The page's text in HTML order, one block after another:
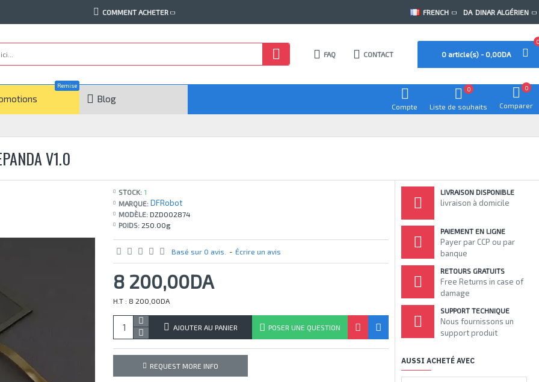
COMMENT ACHETER FRENCH DA DINAR ALGÉRIEN
FAQ CONTACT 0 article(s) - 0,00DA
Remise
Blog
Compte Liste de souhaits
0
Comparer
0
V1.0
STOCK: 1
MARQUE: DFRobot
MODÈLE: DZD002874
POIDS: 250.00g
Basé sur 0 avis. - Écrire un avis
8 200,00DA
H.T : 8 200,00DA
AJOUTER AU PANIER POSER UNE QUESTION
REQUEST MORE INFO
LIVRAISON DISPONIBLE
livraison à domicile
PAIEMENT EN LIGNE
Payer par CCP ou par
banque
RETOURS GRATUITS
Free Returns in case of
damage
SUPPORT TECHNIQUE
Nous fournissons un
support produit
AUSSI ACHETÉ AVEC